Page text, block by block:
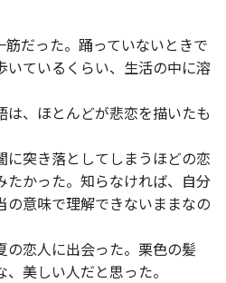
だった。踊っていないときで
いているくらい、生活の中に溶
、ほとんどが悲恋を描いたも
突き落としてしまうほどの恋
たかった。知らなければ、自分
意味で理解できないままなの
恋人に出会った。栗色の髪
美しい人だと思った。